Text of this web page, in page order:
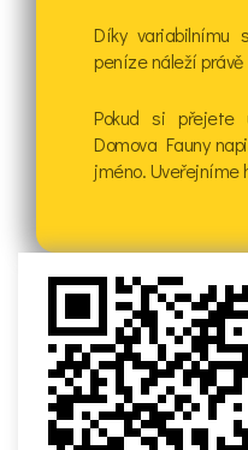
Díky variabilnímu
peníze náleží právě
Pokud si přejete
Domova Fauny
jméno. Uveřejníme